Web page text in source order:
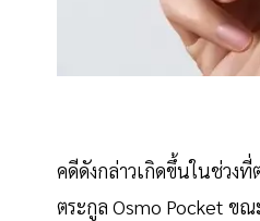
คดีดังกล่าวเกิดขึ้นในช่วง
ตระกูล Osmo Pocket ขณ